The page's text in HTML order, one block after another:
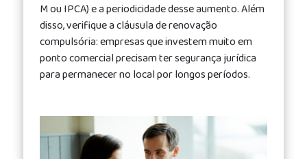
M ou IPCA) e a periodicidade desse aumento. Além
disso, verifique a cláusula de renovação
compulsória: empresas que investem muito em
ponto comercial precisam ter segurança jurídica
para permanecer no local por longos períodos.